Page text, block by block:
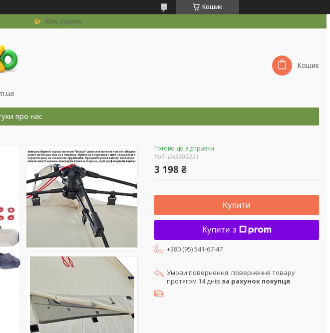
Кошик
Київ, Україна
Кошик
про нас
Готово до відправки
Код:DAS303221
3 198 ₴
Купити
Купити з
+380 (95) 541-67-47
повернення товару
протягом 14 днів за рахунок покупця